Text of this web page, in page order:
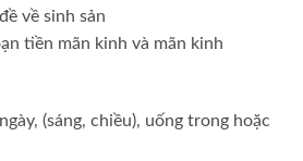
về sinh sản
tiền mãn kinh và mãn kinh
(sáng, chiều), uống trong hoặc